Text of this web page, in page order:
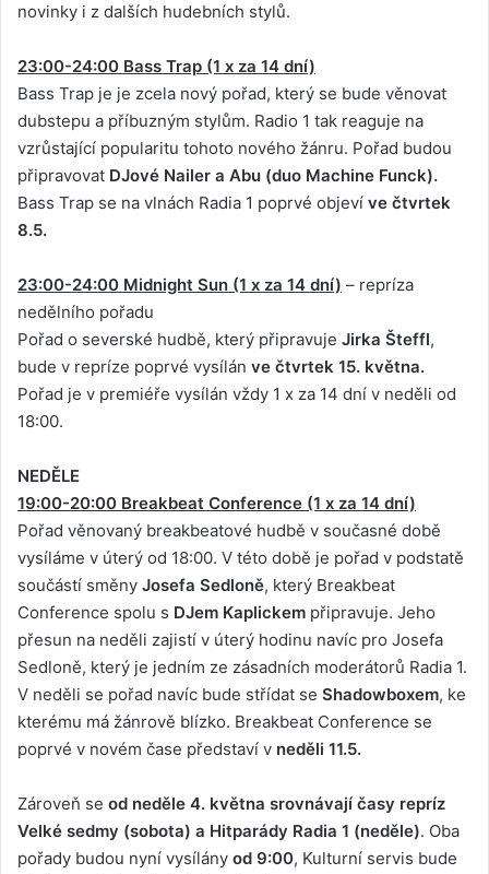
novinky i z dalších hudebních stylů.
23:00-24:00 Bass Trap (1 x za 14 dní)
Bass Trap je je zcela nový pořad, který se bude věnovat
dubstepu a příbuzným stylům. Radio 1 tak reaguje na
vzrůstající popularitu tohoto nového žánru. Pořad budou
připravovat DJové Nailer a Abu (duo Machine Funck).
Bass Trap se na vlnách Radia 1 poprvé objeví ve čtvrtek
8.5.
23:00-24:00 Midnight Sun (1 x za 14 dní) – repríza
nedělního pořadu
Pořad o severské hudbě, který připravuje Jirka Šteffl,
bude v repríze poprvé vysílán ve čtvrtek 15. května.
Pořad je v premiéře vysílán vždy 1 x za 14 dní v neděli od
18:00.
NEDĚLE
19:00-20:00 Breakbeat Conference (1 x za 14 dní)
Pořad věnovaný breakbeatové hudbě v současné době
vysíláme v úterý od 18:00. V této době je pořad v podstatě
součástí směny Josefa Sedloně, který Breakbeat
Conference spolu s DJem Kaplickem připravuje. Jeho
přesun na neděli zajistí v úterý hodinu navíc pro Josefa
Sedloně, který je jedním ze zásadních moderátorů Radia 1.
V neděli se pořad navíc bude střídat se Shadowboxem, ke
kterému má žánrově blízko. Breakbeat Conference se
poprvé v novém čase představí v neděli 11.5.
Zároveň se od neděle 4. května srovnávají časy repríz
Velké sedmy (sobota) a Hitparády Radia 1 (neděle). Oba
pořady budou nyní vysílány od 9:00, Kulturní servis bude